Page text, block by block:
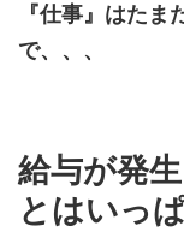
『仕事』はた
で、、、
給与が発
とはいっ